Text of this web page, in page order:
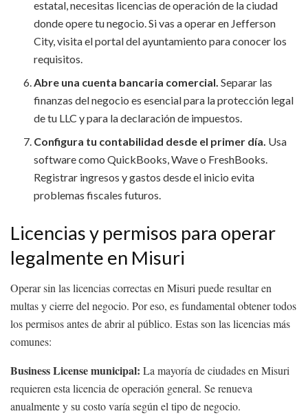
estatal, necesitas licencias de operación de la ciudad
donde opere tu negocio. Si vas a operar en Jefferson
City, visita el portal del ayuntamiento para conocer los
requisitos.
Abre una cuenta bancaria comercial. Separar las
finanzas del negocio es esencial para la protección legal
de tu LLC y para la declaración de impuestos.
Configura tu contabilidad desde el primer día. Usa
software como QuickBooks, Wave o FreshBooks.
Registrar ingresos y gastos desde el inicio evita
problemas fiscales futuros.
Licencias y permisos para operar
legalmente en Misuri
Operar sin las licencias correctas en Misuri puede resultar en
multas y cierre del negocio. Por eso, es fundamental obtener todos
los permisos antes de abrir al público. Estas son las licencias más
comunes:
Business License municipal: La mayoría de ciudades en Misuri
requieren esta licencia de operación general. Se renueva
anualmente y su costo varía según el tipo de negocio.